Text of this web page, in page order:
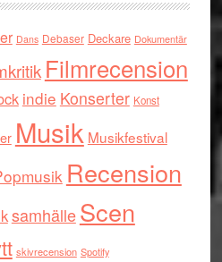
Dans Debaser Deckare Dokumentär
Filmrecension
indie Konserter Konst
Musik Musikfestival
Recension
samhälleScen
skivrecension Spotify